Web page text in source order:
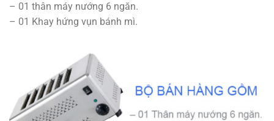
– 01 thân máy nướng 6 ngăn.
– 01 Khay hứng vụn bánh mì.